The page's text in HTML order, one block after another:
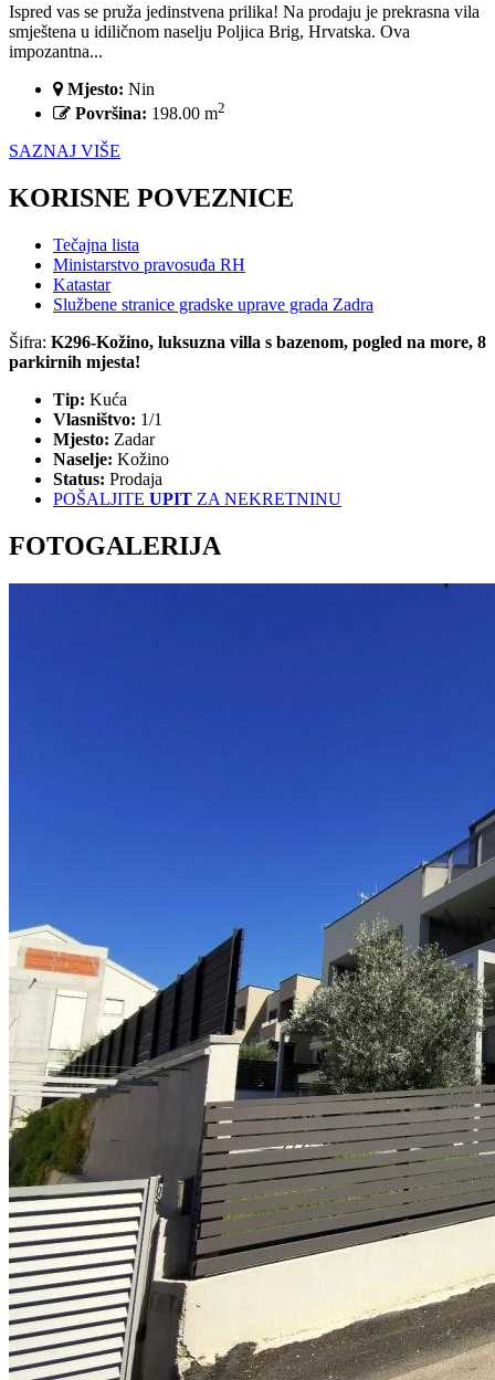
Ispred vas se pruža jedinstvena prilika! Na prodaju je prekrasna vila
smještena u idiličnom naselju Poljica Brig, Hrvatska. Ova
impozantna...
Mjesto: Nin
Površina: 198.00 m2
SAZNAJ VIŠE
KORISNE POVEZNICE
Tečajna lista
Ministarstvo pravosuđa RH
Katastar
Službene stranice gradske uprave grada Zadra
Šifra: K296-Kožino, luksuzna villa s bazenom, pogled na more, 8
parkirnih mjesta!
Tip: Kuća
Vlasništvo: 1/1
Mjesto: Zadar
Naselje: Kožino
Status: Prodaja
POŠALJITE UPIT ZA NEKRETNINU
FOTOGALERIJA